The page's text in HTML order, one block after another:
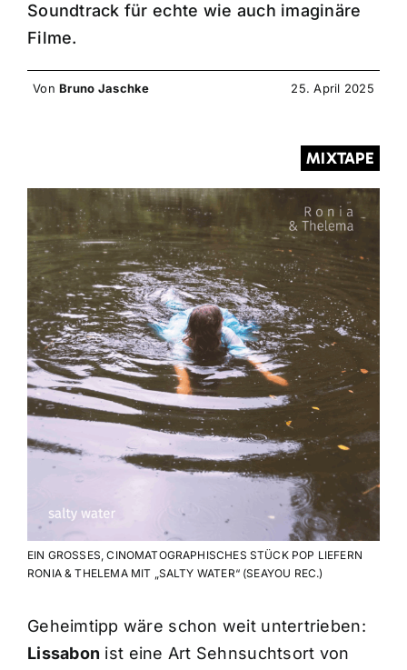
Soundtrack für echte wie auch imaginäre
Filme.
VonBruno Jaschke 25. April 2025
MIXTAPE
EIN GROSSES, CINOMATOGRAPHISCHES STÜCK POP LIEFERN
RONIA & THELEMA MIT „SALTY WATER“ (SEAYOU REC.)
Geheimtipp wäre schon weit untertrieben:
Lissabon ist eine Art Sehnsuchtsort von